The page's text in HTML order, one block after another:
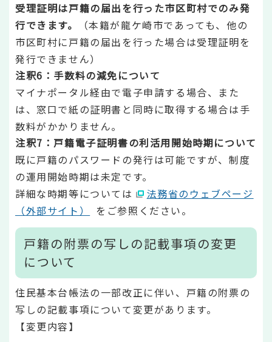
受理証明は戸籍の届出を行った市区町村でのみ発
行できます。
（本籍が龍ケ崎市であっても、他の
市区町村に戸籍の届出を行った場合は受理証明を
発行できません）
注釈6：手数料の減免について
マイナポータル経由で電子申請する場合、また
は、窓口で紙の証明書と同時に取得する場合は手
数料がかかりません。
注釈7：戸籍電子証明書の利活用開始時期について
既に戸籍のパスワードの発行は可能ですが、制度
の運用開始時期は未定です。
詳細な時期等については
法務省のウェブページ
（外部サイト）
をご参照ください。
戸籍の附票の写しの記載事項の変更
について
住民基本台帳法の一部改正に伴い、戸籍の附票の
写しの記載事項について変更があります。
【変更内容】